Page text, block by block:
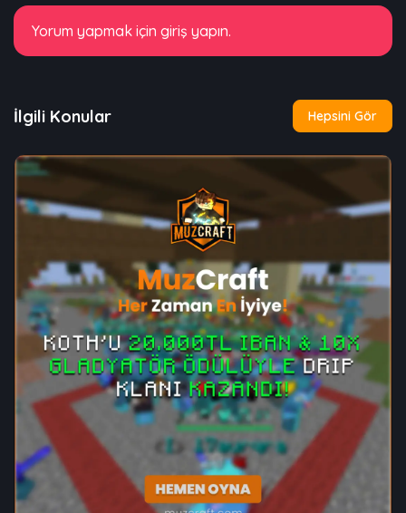
Yorum yapmak için giriş yapın.
İlgili Konular Hepsini Gör